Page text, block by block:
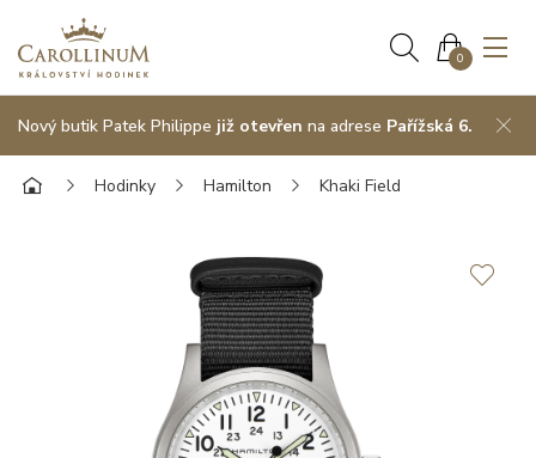
0
Nový butik Patek Philippe již otevřen na adrese Pařížská 6.
Hodinky Hamilton Khaki Field